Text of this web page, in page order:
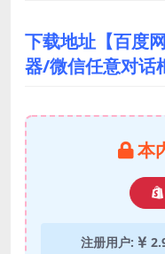
下载地址【百度
器/微信任意对话
本
注册用户: